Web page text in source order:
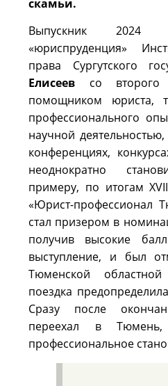
скамьи.
Выпускник 2024
«юриспруденция»
права Сургутского
Елисеев со второго
помощником юриста,
профессионального
научной
конференциях,
неоднократно
примеру, по итогам
«Юрист-профессионал
стал призером в
получив высокие
выступление, и был
Тюменской
поездка
Сразу после
переехал в
профессиональное